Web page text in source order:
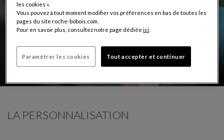
LA PERSONNALISATION
les cookies ».
Vous pouvez à tout moment modifier vos préférences en bas de toutes les
pages du site roche-bobois.com.
Pour en savoir plus, consultez notre page dédiéeici
Paramétrer les cookies Tout accepter et continuer